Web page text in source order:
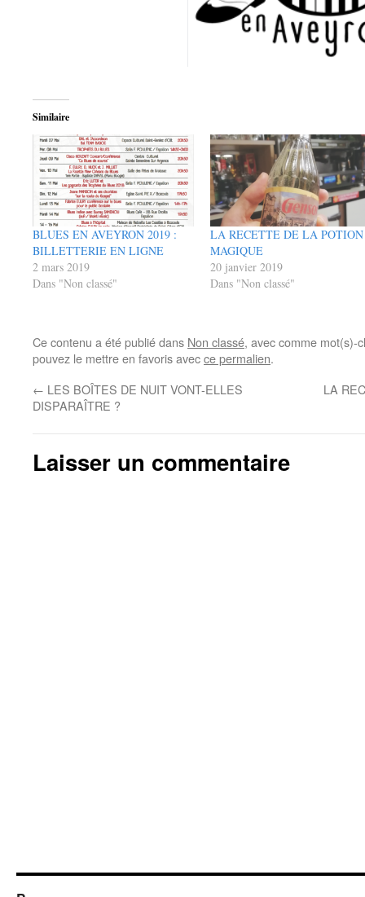
Similaire
BLUES EN AVEYRON 2019 :
BILLETTERIE EN LIGNE
2 mars 2019
Dans "Non classé"
LA RECETTE DE LA POTION
MAGIQUE
20 janvier 2019
Dans "Non classé"
Ce contenu a été publié dans Non classé, avec comme mot(s)-
pouvez le mettre en favoris avecce permalien.
← LES BOÎTES DE NUIT VONT-ELLES
DISPARAÎTRE ?
LA
Laisser un commentaire